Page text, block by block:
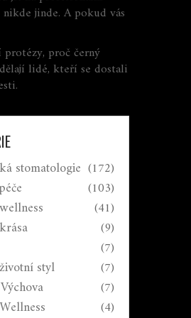
jinde. A pokud vás
protézy, proč černý
lidé, kteří se dostali
stomatologie (172)
(103)
(41)
(9)
(7)
styl (7)
(7)
(4)